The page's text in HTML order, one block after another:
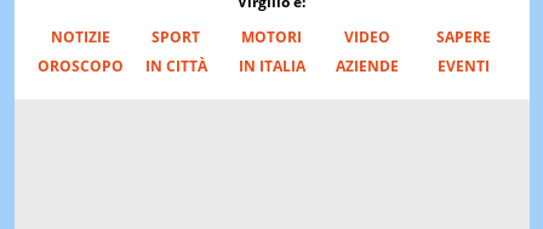
NOTIZIE
SPORT MOTORI VIDEO
SAPERE
OROSCOPO
IN CITTÀ IN ITALIA AZIENDE EVENTI